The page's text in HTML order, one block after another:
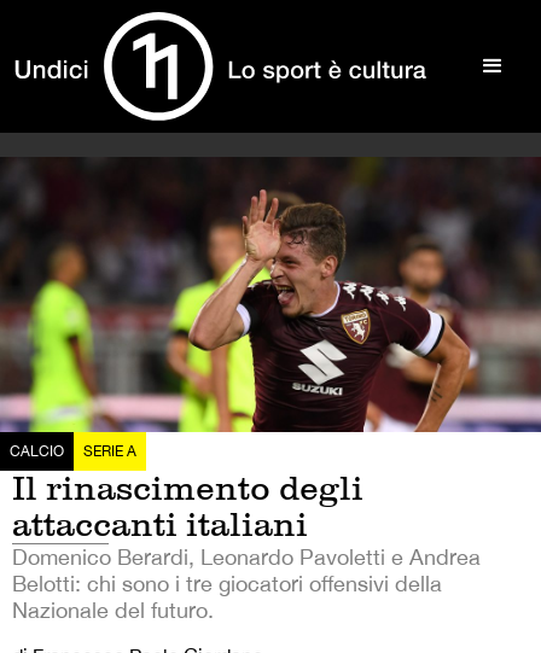
CALCIO SERIE A
Il rinascimento degli
attaccanti italiani
Domenico Berardi, Leonardo Pavoletti e Andrea
Belotti: chi sono i tre giocatori offensivi della
Nazionale del futuro.